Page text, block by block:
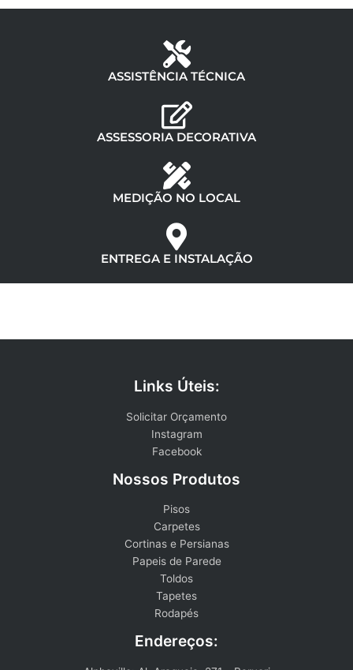
ASSISTÊNCIA TÉCNICA
ASSESSORIA DECORATIVA
MEDIÇÃO NO LOCAL
ENTREGA E INSTALAÇÃO
Links Úteis:
Solicitar Orçamento
Instagram
Facebook
Nossos Produtos
Pisos
Carpetes
Cortinas e Persianas
Papeis de Parede
Toldos
Tapetes
Rodapés
Endereços: